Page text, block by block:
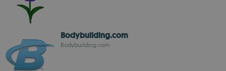
Bodybuilding.com
Bodybuilding.com